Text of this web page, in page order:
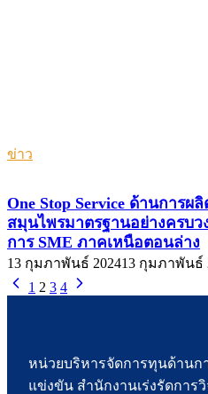
ข่าว
One Stop Service ด้านการ
สมุนไพรมาตรฐานอย่างครบว
การ SME ภาคเหนือตอนล่าง
13 กุมภาพันธ์ 202413 กุมภาพันธ์
1 2 3 4
หน่วยบริหารจัดการทุนด้านก
แข่งขัน สำนักงานเร่งรัดการ